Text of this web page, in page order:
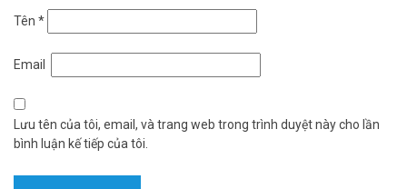
Tên *
Email
Lưu tên của tôi, email, và trang web trong trình duyệt này cho lần
bình luận kế tiếp của tôi.